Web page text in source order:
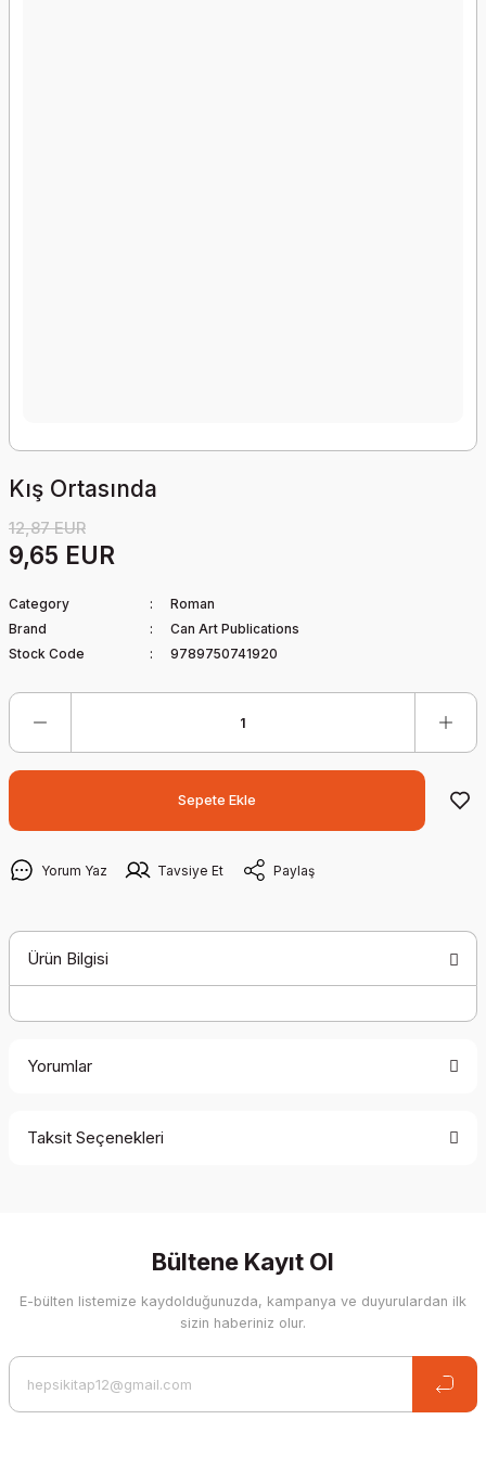
Kış Ortasında
12,87 EUR
9,65 EUR
Category
Roman
Brand
Can Art Publications
Stock Code
9789750741920
Sepete Ekle
Yorum Yaz Tavsiye Et Paylaş
Ürün Bilgisi
Yorumlar
Taksit Seçenekleri
Bültene Kayıt Ol
E-bülten listemize kaydolduğunuzda, kampanya ve duyurulardan ilk
sizin haberiniz olur.